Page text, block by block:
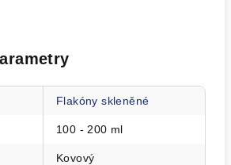
Flakóny skleněné
100 - 200 ml
Kovový